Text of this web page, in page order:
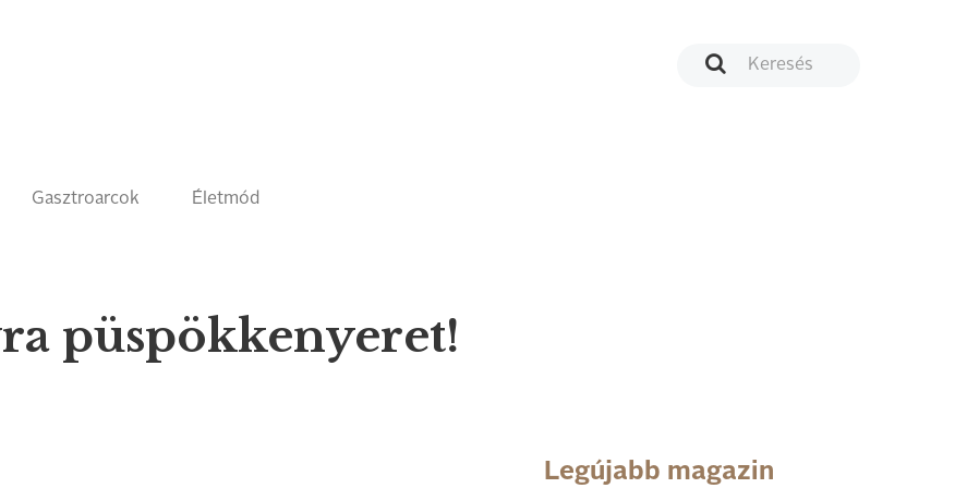
Gasztroarcok Életmód
püspökkenyeret!
Legújabb magazin